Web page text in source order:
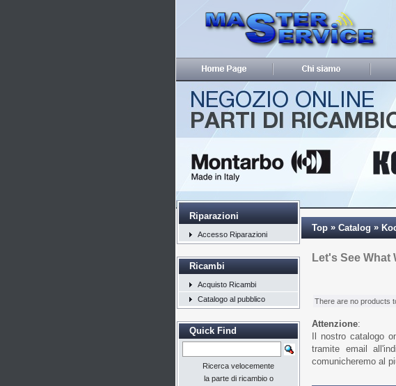
Riparazioni
Accesso Riparazioni
Ricambi
Acquisto Ricambi
Catalogo al pubblico
Quick Find
Ricerca velocemente
la parte di ricambio o
Top»Catalog»
Let's See What
There are no products
Attenzione:
Il nostro catalogo
tramite email
comunicheremo al